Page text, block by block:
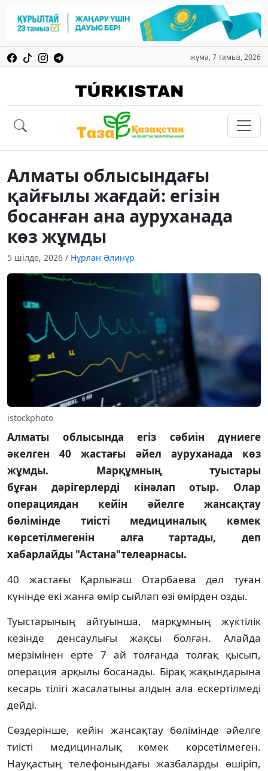
жұма, 7 тамыз, 2026
Алматы облысындағы
қайғылы жағдай: егізін
босанған ана ауруханада
көз жұмды
5 шілде, 2026 / Нұрлан Әлинұр
istockphoto
Алматы облысында егіз сәбиін дүниеге
әкелген 40 жастағы әйел ауруханада көз
жұмды. Марқұмның туыстары
бұған дәрігерлерді кінәлап отыр. Олар
операциядан кейін әйелге жансақтау
бөлімінде тиісті медициналық көмек
көрсетілмегенін алға тартады, деп
хабарлайды "Астана"телеарнасы.
40 жастағы Қарлығаш Отарбаева дәл туған
күнінде екі жанға өмір сыйлап өзі өмірден озды.
Туыстарының айтуынша, марқұмның жүктілік
кезінде денсаулығы жақсы болған. Алайда
мерзімінен ерте 7 ай толғанда толғақ қысып,
операция арқылы босанады. Бірақ жақындарына
кесарь тілігі жасалатыны алдын ала ескертілмеді
дейді.
Сөздерінше, кейін жансақтау бөлімінде әйелге
тиісті медициналық көмек көрсетілмеген.
Науқастың телефонындағы жазбаларды өшіріп,